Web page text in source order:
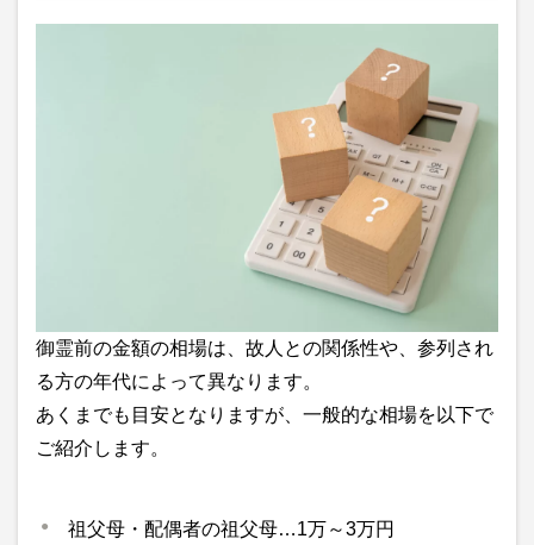
御霊前の金額の相場は、故人との関係性や、参列され
る方の年代によって異なります。
あくまでも目安となりますが、一般的な相場を以下で
ご紹介します。
祖父母・配偶者の祖父母…1万～3万円